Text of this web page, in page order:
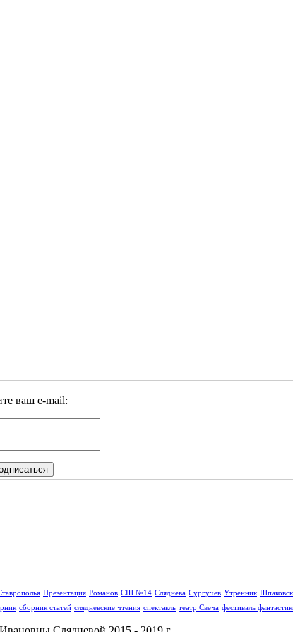
ваш e-mail:
Презентация Романов СШ №14 Сляднева Сургучев Утренник
сборник статей слядневские чтения спектакль театр Свеча фестиваль